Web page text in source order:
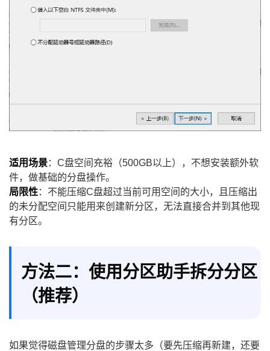
适用场景：C盘空间充裕（500GB以上），不想安装额外软
件，做基础的分盘操作。
局限性：不能压缩C盘超过当前可用空间的大小，且压缩出
的未分配空间只能用来创建新分区，无法直接合并到其他现
有分区。
方法二：使用分区助手拆分分区
（推荐）
如果觉得磁盘管理分盘的步骤太多（要先压缩再新建，还要